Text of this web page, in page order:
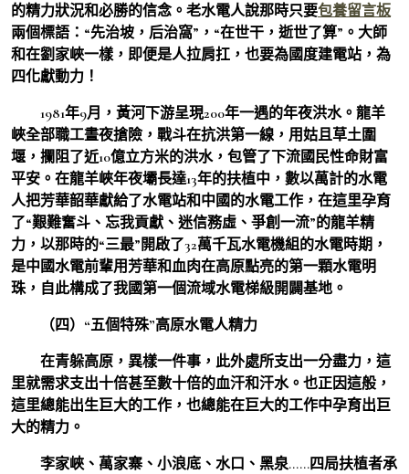
的精力狀況和必勝的信念。老水電人說那時只要包養留言板
兩個標語：“先治坡，后治窩”，“在世干，逝世了算”。大師
和在劉家峽一樣，即便是人拉肩扛，也要為國度建電站，為
四化獻動力！
1981年9月，黃河下游呈現200年一遇的年夜洪水。龍羊
峽全部職工晝夜搶險，戰斗在抗洪第一線，用姑且草土圍
堰，攔阻了近10億立方米的洪水，包管了下流國民性命財富
平安。在龍羊峽年夜壩長達13年的扶植中，數以萬計的水電
人把芳華韶華獻給了水電站和中國的水電工作，在這里孕育
了“艱難奮斗、忘我貢獻、迷信務虛、爭創一流”的龍羊精
力，以那時的“三最”開啟了32萬千瓦水電機組的水電時期，
是中國水電前輩用芳華和血肉在高原點亮的第一顆水電明
珠，自此構成了我國第一個流域水電梯級開闢基地。
（四）“五個特殊”高原水電人精力
在青躲高原，異樣一件事，此外處所支出一分盡力，這
里就需求支出十倍甚至數十倍的血汗和汗水。也正因這般，
這里總能出生巨大的工作，也總能在巨大的工作中孕育出巨
大的精力。
李家峽、萬家寨、小浪底、水口、黑泉……四局扶植者承